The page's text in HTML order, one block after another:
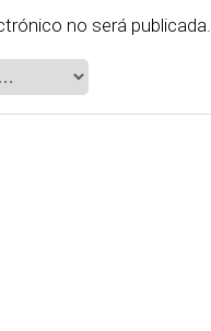
no será publicada.